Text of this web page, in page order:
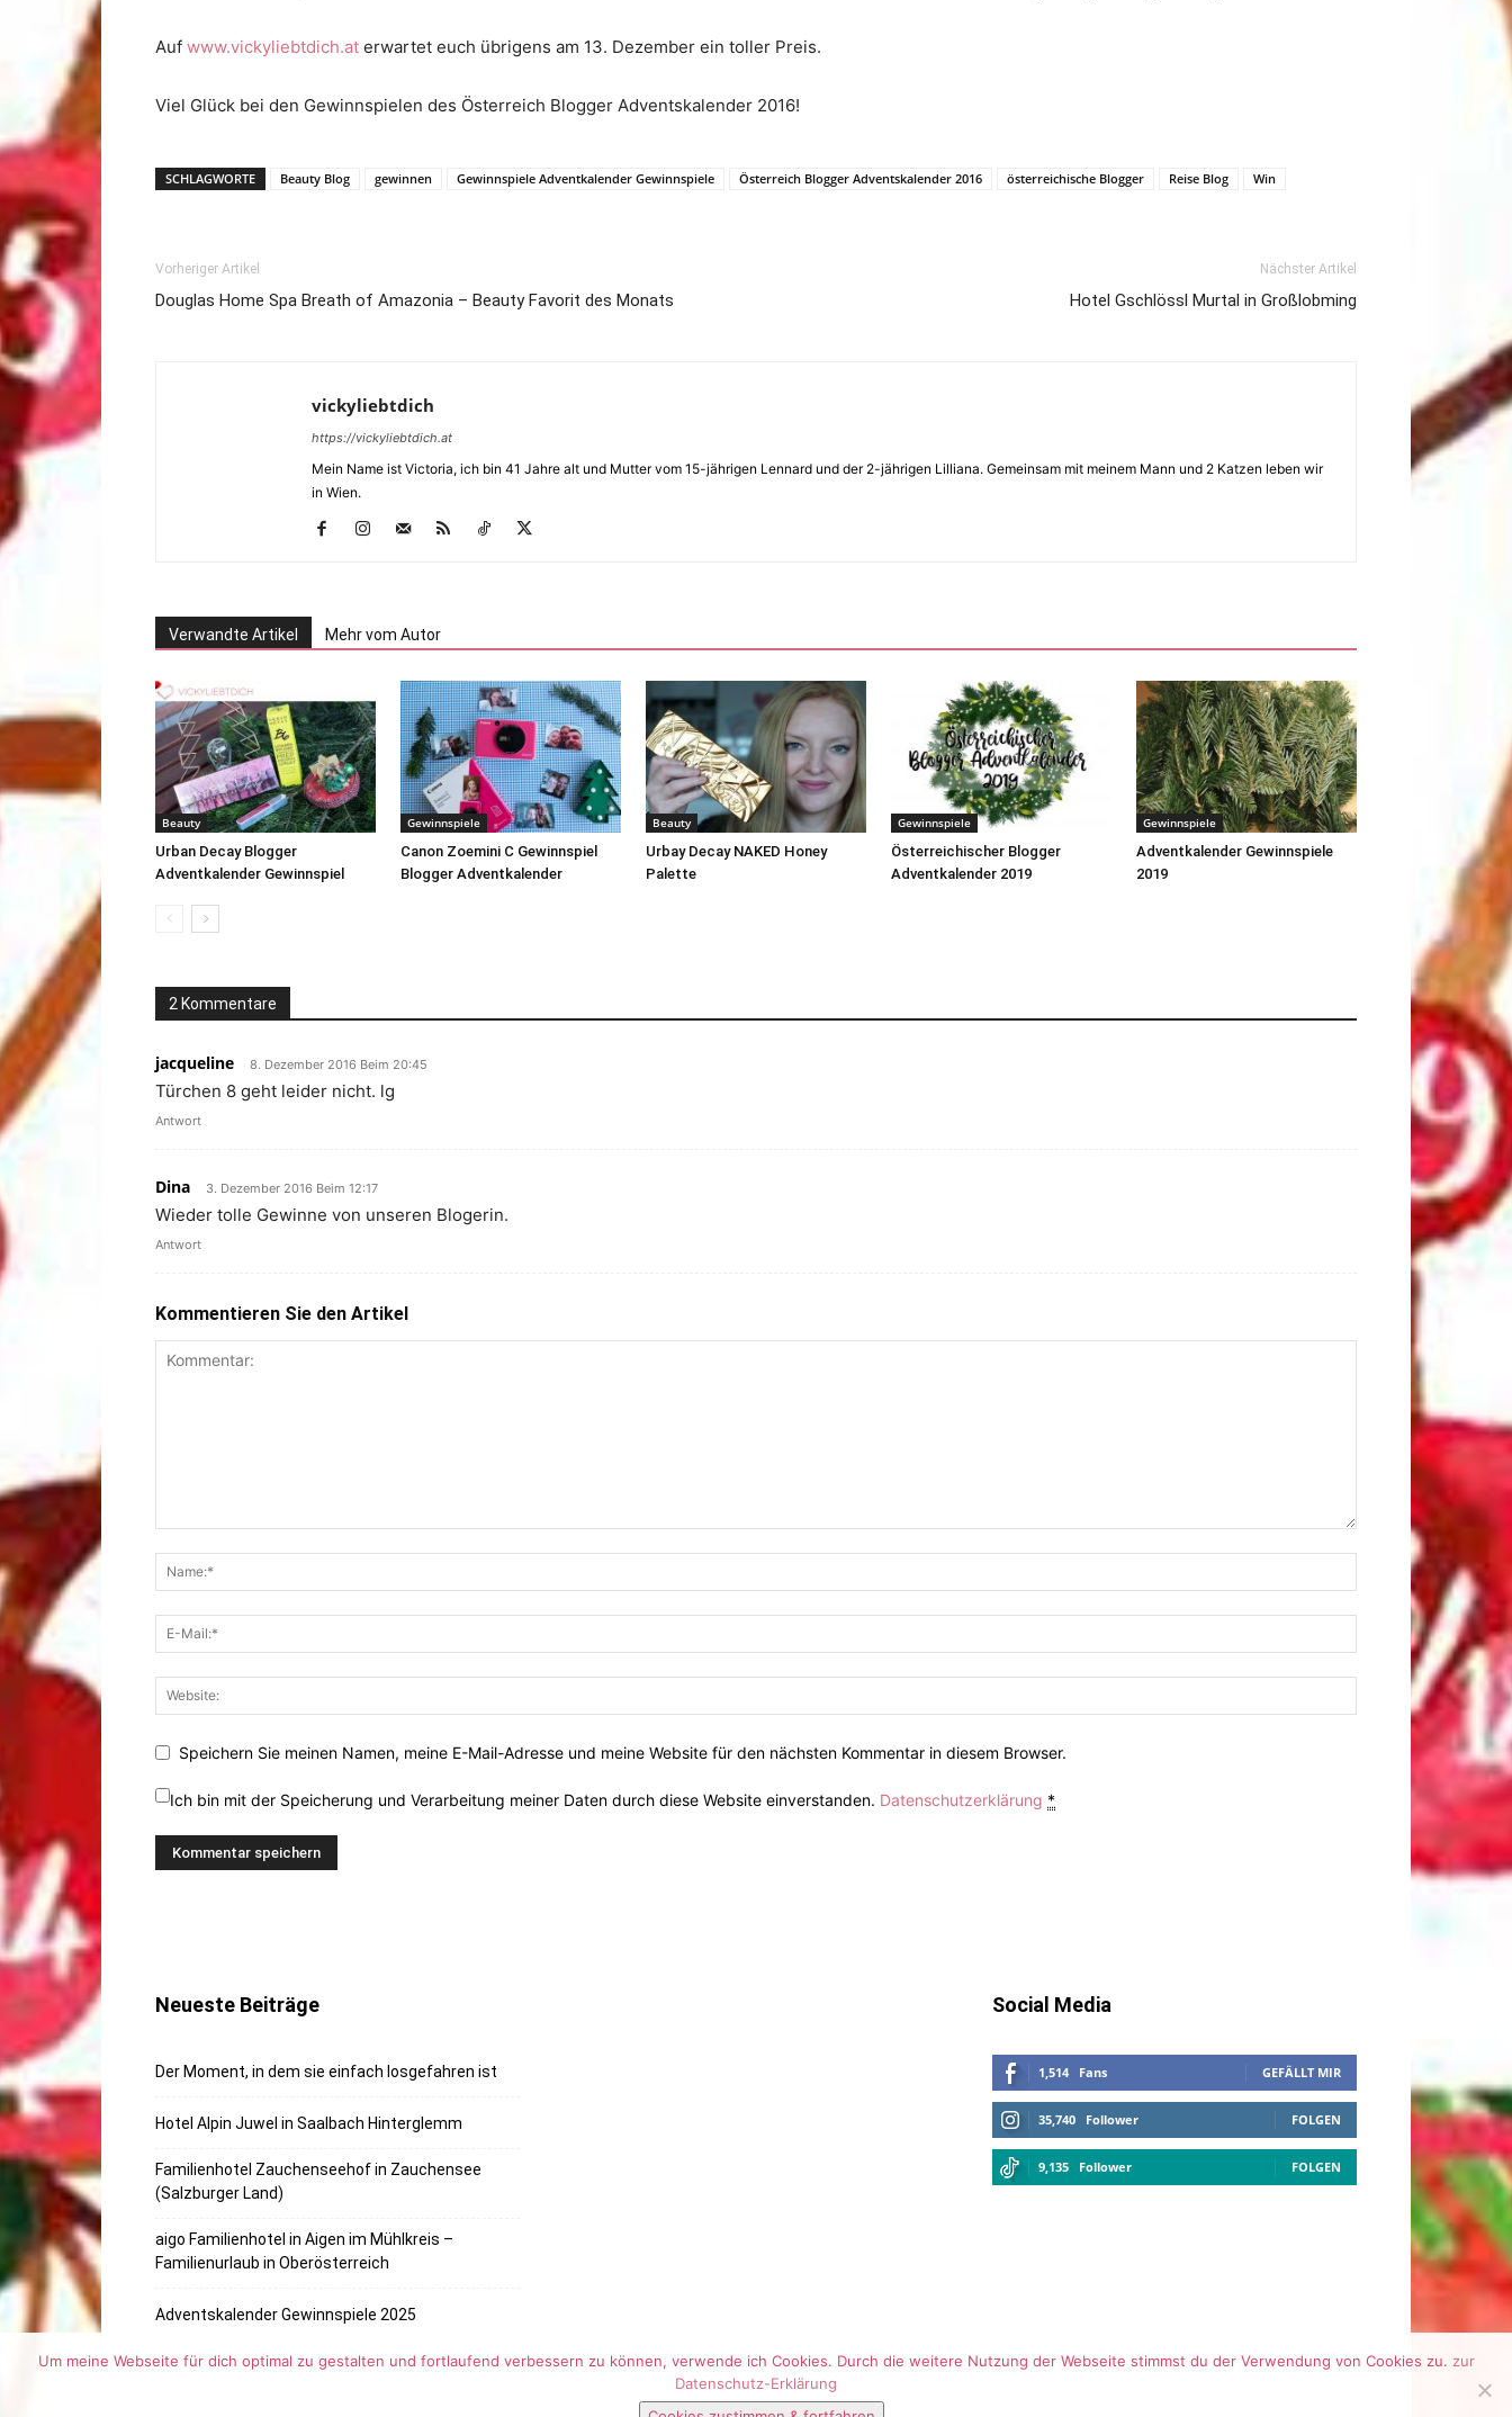
Auf www.vickyliebtdich.at erwartet euch übrigens am 13. Dezember ein toller Preis.
Viel Glück bei den Gewinnspielen des Österreich Blogger Adventskalender 2016!
SCHLAGWORTE Beauty Blog gewinnen Gewinnspiele Adventkalender Gewinnspiele Österreich Blogger Adventskalender 2016 österreichische Blogger Reise Blog Win
Vorheriger Artikel
Douglas Home Spa Breath of Amazonia – Beauty Favorit des Monats
Nächster Artikel
Hotel Gschlössl Murtal in Großlobming
vickyliebtdich
https://vickyliebtdich.at
Mein Name ist Victoria, ich bin 41 Jahre alt und Mutter vom 15-jährigen Lennard und der 2-jährigen Lilliana. Gemeinsam mit meinem Mann und 2 Katzen leben wir
in Wien.
Verwandte Artikel Mehr vom Autor
Beauty
Urban Decay Blogger
Adventkalender Gewinnspiel
Gewinnspiele
Canon Zoemini C Gewinnspiel
Blogger Adventkalender
Beauty
Urbay Decay NAKED Honey
Palette
Gewinnspiele
Österreichischer Blogger
Adventkalender 2019
Gewinnspiele
Adventkalender Gewinnspiele
2019
2 Kommentare
jacqueline 8. Dezember 2016 Beim 20:45
Türchen 8 geht leider nicht. lg
Antwort
Dina 3. Dezember 2016 Beim 12:17
Wieder tolle Gewinne von unseren Blogerin.
Antwort
Kommentieren Sie den Artikel
Speichern Sie meinen Namen, meine E-Mail-Adresse und meine Website für den nächsten Kommentar in diesem Browser.
Ich bin mit der Speicherung und Verarbeitung meiner Daten durch diese Website einverstanden. Datenschutzerklärung *
Neueste Beiträge
Der Moment, in dem sie einfach losgefahren ist
Hotel Alpin Juwel in Saalbach Hinterglemm
Familienhotel Zauchenseehof in Zauchensee
(Salzburger Land)
aigo Familienhotel in Aigen im Mühlkreis –
Familienurlaub in Oberösterreich
Adventskalender Gewinnspiele 2025
Social Media
1,514 Fans GEFÄLLT MIR
35,740 Follower FOLGEN
9,135 Follower FOLGEN
Um meine Webseite für dich optimal zu gestalten und fortlaufend verbessern zu können, verwende ich Cookies. Durch die weitere Nutzung der Webseite stimmst du der Verwendung von Cookies zu. zur
Datenschutz-Erklärung